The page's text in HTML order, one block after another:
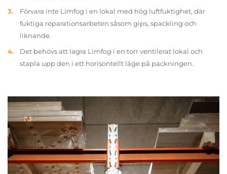
Förvara inte Limfog i en lokal med hög luftfuktighet, där
fuktiga reparationsarbeten såsom gips, spackling och
liknande.
Det behövs att lagra Limfog i en torr ventilerat lokal och
stapla upp den i ett horisontellt läge på packningen.